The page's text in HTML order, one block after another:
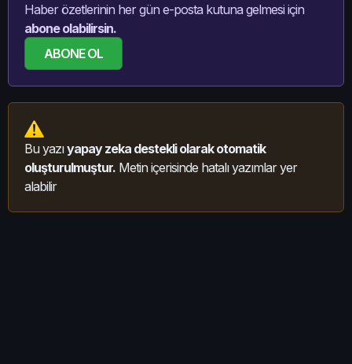
Haber özetlerinin her gün e-posta kutuna gelmesi için
abone olabilirsin.
ABONE OL
Bu yazıyapay zeka destekli olarak otomatik
oluşturulmuştur. Metin içerisinde hatalı yazımlar yer
alabilir